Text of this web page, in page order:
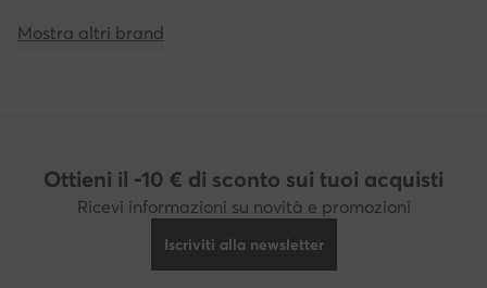
Mostra altri brand
Ottieni il -10 € di sconto sui tuoi acquisti
Ricevi informazioni su novità e promozioni
Iscriviti alla newsletter